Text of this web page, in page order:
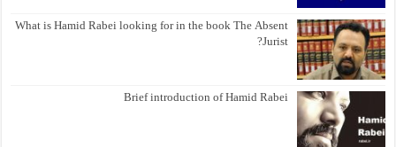
What is Hamid Rabei looking for in the book The Absent
Jurist?
Brief introduction of Hamid Rabei